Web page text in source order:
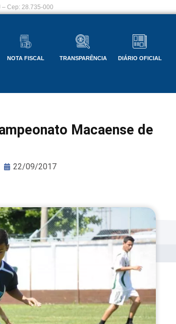
– Cep: 28.735-000
NOTA FISCAL TRANSPARÊNCIA DIÁRIO OFICIAL
Macaense de
22/09/2017